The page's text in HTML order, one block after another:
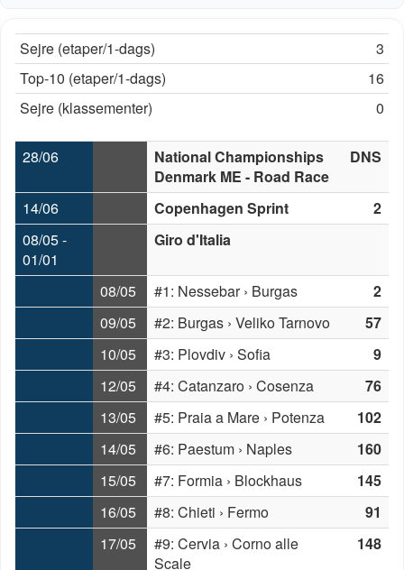
Sejre (etaper/1-dags)
3
Top-10 (etaper/1-dags)
16
Sejre (klassementer)
0
28/06
National Championships
Denmark ME - Road Race
DNS
14/06 Copenhagen Sprint
2
08/05 -
01/01
Giro d'Italia
08/05 #1: Nessebar › Burgas
2
09/05
#2: Burgas › Veliko Tarnovo
57
10/05
#3: Plovdiv › Sofia
9
12/05
#4: Catanzaro › Cosenza
76
13/05
#5: Praia a Mare › Potenza
102
14/05
#6: Paestum › Naples
160
15/05
#7: Formia › Blockhaus
145
16/05
#8: Chieti › Fermo
91
17/05
#9: Cervia › Corno alle
Scale
148